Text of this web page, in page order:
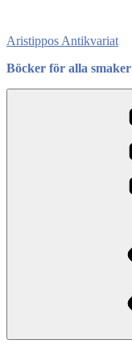
content
Aristippos Antikvariat
Böcker för alla smaker